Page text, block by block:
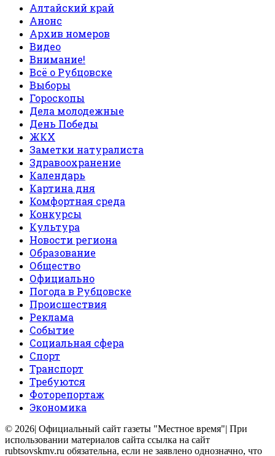
Алтайский край
Анонс
Архив номеров
Видео
Внимание!
Всё о Рубцовске
Выборы
Гороскопы
Дела молодежные
День Победы
ЖКХ
Заметки натуралиста
Здравоохранение
Календарь
Картина дня
Комфортная среда
Конкурсы
Культура
Новости региона
Образование
Общество
Официально
Погода в Рубцовске
Происшествия
Реклама
Событие
Социальная сфера
Спорт
Транспорт
Требуются
Фоторепортаж
Экономика
© 2026| Официальный сайт газеты "Местное время"| При
использовании материалов сайта ссылка на сайт
rubtsovskmv.ru обязательна, если не заявлено однозначно, что